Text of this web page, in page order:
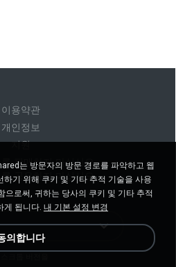
이용약관
개인정보
지원
판매하지 마십시오
공유하지 마십시오
는 방문자의 방문 경로를 파악하고 웹
기 위해 쿠키 및 기타 추적 기술을 사용
으로써, 귀하는 당사의 쿠키 및 기타 추적
게 됩니다. 내 기본 설정 변경
의합니다